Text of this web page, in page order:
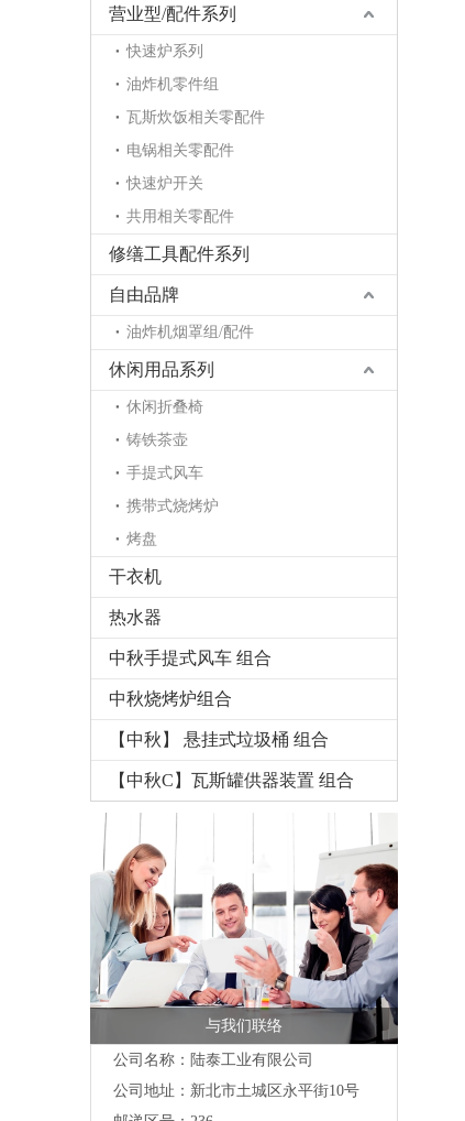
营业型/配件系列
快速炉系列
油炸机零件组
瓦斯炊饭相关零配件
电锅相关零配件
快速炉开关
共用相关零配件
修缮工具配件系列
自由品牌
油炸机烟罩组/配件
休闲用品系列
休闲折叠椅
铸铁茶壶
手提式风车
携带式烧烤炉
烤盘
干衣机
热水器
中秋手提式风车 组合
中秋烧烤炉组合
【中秋】 悬挂式垃圾桶 组合
【中秋C】瓦斯罐供器装置 组合
与我们联络
公司名称：陆泰工业有限公司
公司地址： 新北市土城区永平街10号